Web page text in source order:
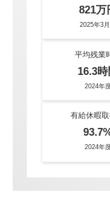
821万
2025年3
平均残業
16.3時
2024年
有給休暇
2024年